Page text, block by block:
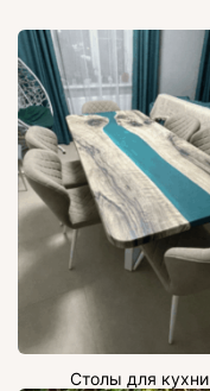
Столы для кухни